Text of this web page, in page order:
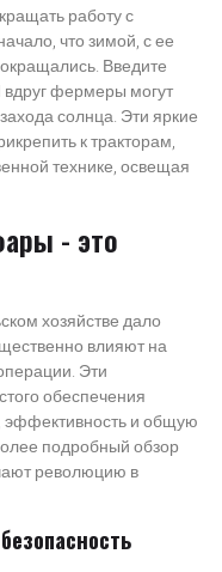
работу с
что зимой, с ее
Введите
вдруг фермеры могут
солнца. Эти яркие
к тракторам,
технике, освещая
- это
хозяйстве дало
влияют на
Эти
обеспечения
эффективность и общую
подробный обзор
революцию в